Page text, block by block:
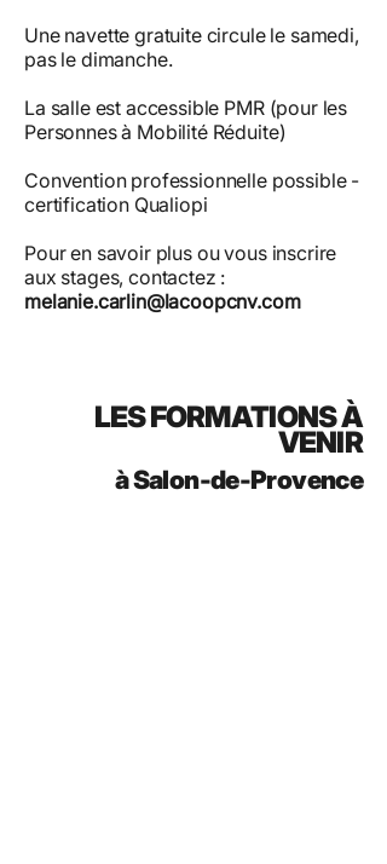
Une navette gratuite circule le samedi,
pas le dimanche.
La salle est accessible PMR (pour les
Personnes à Mobilité Réduite)
Convention professionnelle possible -
certification Qualiopi
Pour en savoir plus ou vous inscrire
aux stages, contactez :
melanie.carlin@lacoopcnv.com
LES FORMATIONS À
VENIR
à Salon-de-Provence